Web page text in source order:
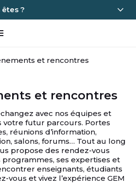
êtes ?
principal
et rencontres
et rencontres
avec nos équipes et
votre futur parcours. Portes
réunions d’information,
salons, forums… Tout au long
propose des rendez-vous
ses expertises et
enseignants, étudiants
vous et vivez l’expérience GEM